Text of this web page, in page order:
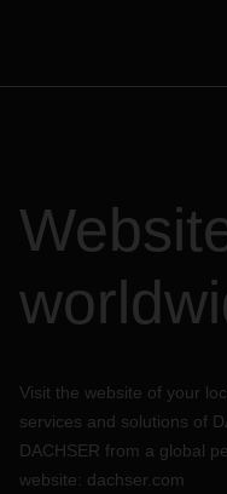
Visit the website of your
services and solutions of
DACHSER from a global
website: dachser.com